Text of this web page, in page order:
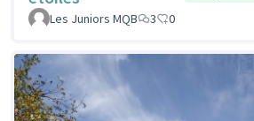
Les Juniors MQB
3 0